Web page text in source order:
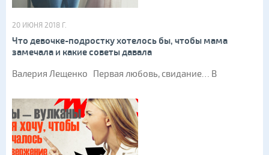
20 ИЮНЯ 2018 Г.
Что девочке-подростку хотелось бы, чтобы мама
замечала и какие советы давала
Валерия Лещенко Первая любовь, свидание… В